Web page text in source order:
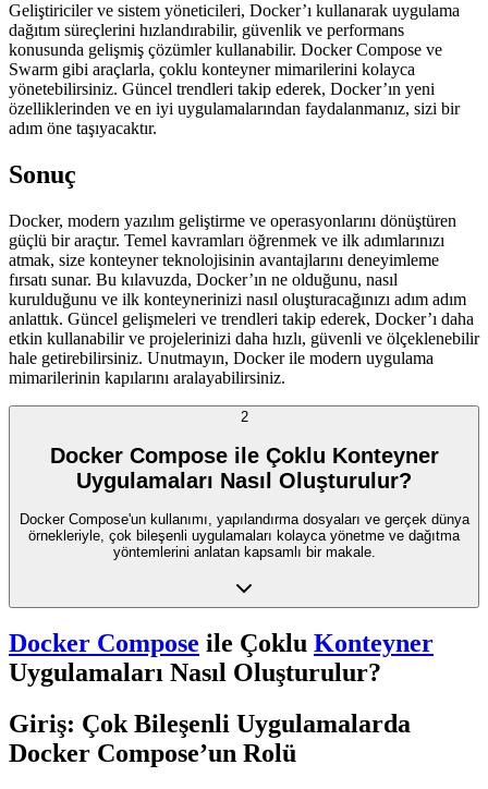
Geliştiriciler ve sistem yöneticileri, Docker’ı kullanarak uygulama
dağıtım süreçlerini hızlandırabilir, güvenlik ve performans
konusunda gelişmiş çözümler kullanabilir. Docker Compose ve
Swarm gibi araçlarla, çoklu konteyner mimarilerini kolayca
yönetebilirsiniz. Güncel trendleri takip ederek, Docker’ın yeni
özelliklerinden ve en iyi uygulamalarından faydalanmanız, sizi bir
adım öne taşıyacaktır.
Sonuç
Docker, modern yazılım geliştirme ve operasyonlarını dönüştüren
güçlü bir araçtır. Temel kavramları öğrenmek ve ilk adımlarınızı
atmak, size konteyner teknolojisinin avantajlarını deneyimleme
fırsatı sunar. Bu kılavuzda, Docker’ın ne olduğunu, nasıl
kurulduğunu ve ilk konteynerinizi nasıl oluşturacağınızı adım adım
anlattık. Güncel gelişmeleri ve trendleri takip ederek, Docker’ı daha
etkin kullanabilir ve projelerinizi daha hızlı, güvenli ve ölçeklenebilir
hale getirebilirsiniz. Unutmayın, Docker ile modern uygulama
mimarilerinin kapılarını aralayabilirsiniz.
2
Docker Compose ile Çoklu Konteyner
Uygulamaları Nasıl Oluşturulur?
Docker Compose'un kullanımı, yapılandırma dosyaları ve gerçek dünya
örnekleriyle, çok bileşenli uygulamaları kolayca yönetme ve dağıtma
yöntemlerini anlatan kapsamlı bir makale.
Docker Compose ile Çoklu Konteyner
Uygulamaları Nasıl Oluşturulur?
Giriş: Çok Bileşenli Uygulamalarda
Docker Compose’un Rolü